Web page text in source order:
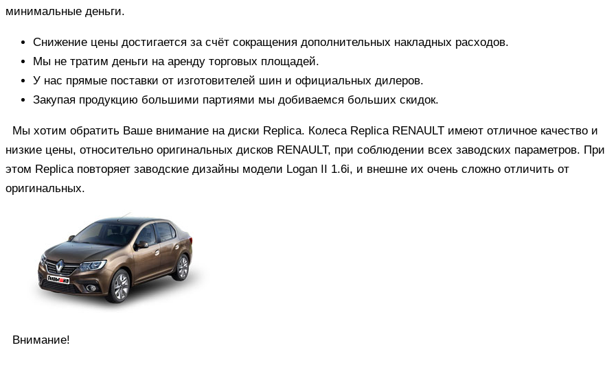
минимальные деньги.
Снижение цены достигается за счёт сокращения дополнительных накладных расходов.
Мы не тратим деньги на аренду торговых площадей.
У нас прямые поставки от изготовителей шин и официальных дилеров.
Закупая продукцию большими партиями мы добиваемся больших скидок.
Мы хотим обратить Ваше внимание на диски Replica. Колеса Replica RENAULT имеют отличное качество и
низкие цены, относительно оригинальных дисков RENAULT, при соблюдении всех заводских параметров. При
этом Replica повторяет заводские дизайны модели Logan II 1.6i, и внешне их очень сложно отличить от
оригинальных.
Внимание!